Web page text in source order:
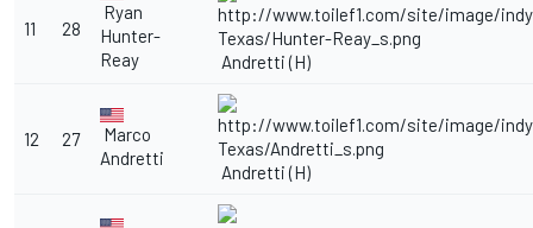
11 28
Ryan
Hunter-
Reay
Andretti (H)
12 27
Marco
Andretti
Andretti (H)